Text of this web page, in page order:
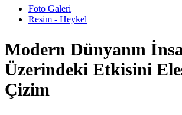
Foto Galeri
Resim - Heykel
Modern Dünyanın
Üzerindeki Etkisini
Çizim